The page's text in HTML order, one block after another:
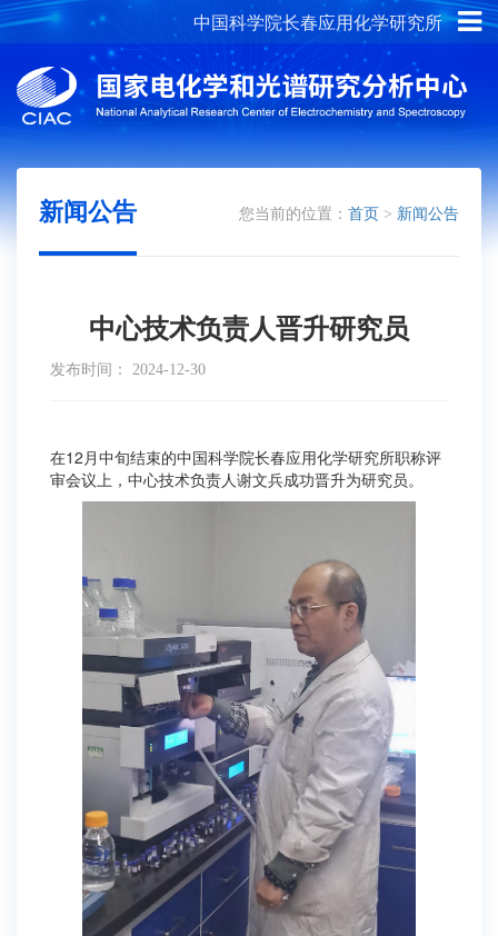
中国科学院长春应用化学研究所
概况介绍 组织架构
新闻公告 您当前的位置： 首页 > 新闻公告
中心技术负责人晋升研究员
发布时间： 2024-12-30
在12月中旬结束的中国科学院长春应用化学研究所职称评
审会议上，中心技术负责人谢文兵成功晋升为研究员。